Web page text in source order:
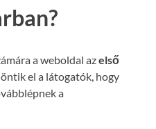
a weboldal azelső
el a látogatók, hogy
a